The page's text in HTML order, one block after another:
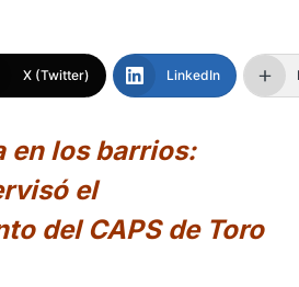
X (Twitter) LinkedIn
en los barrios:
el
del CAPS de Toro